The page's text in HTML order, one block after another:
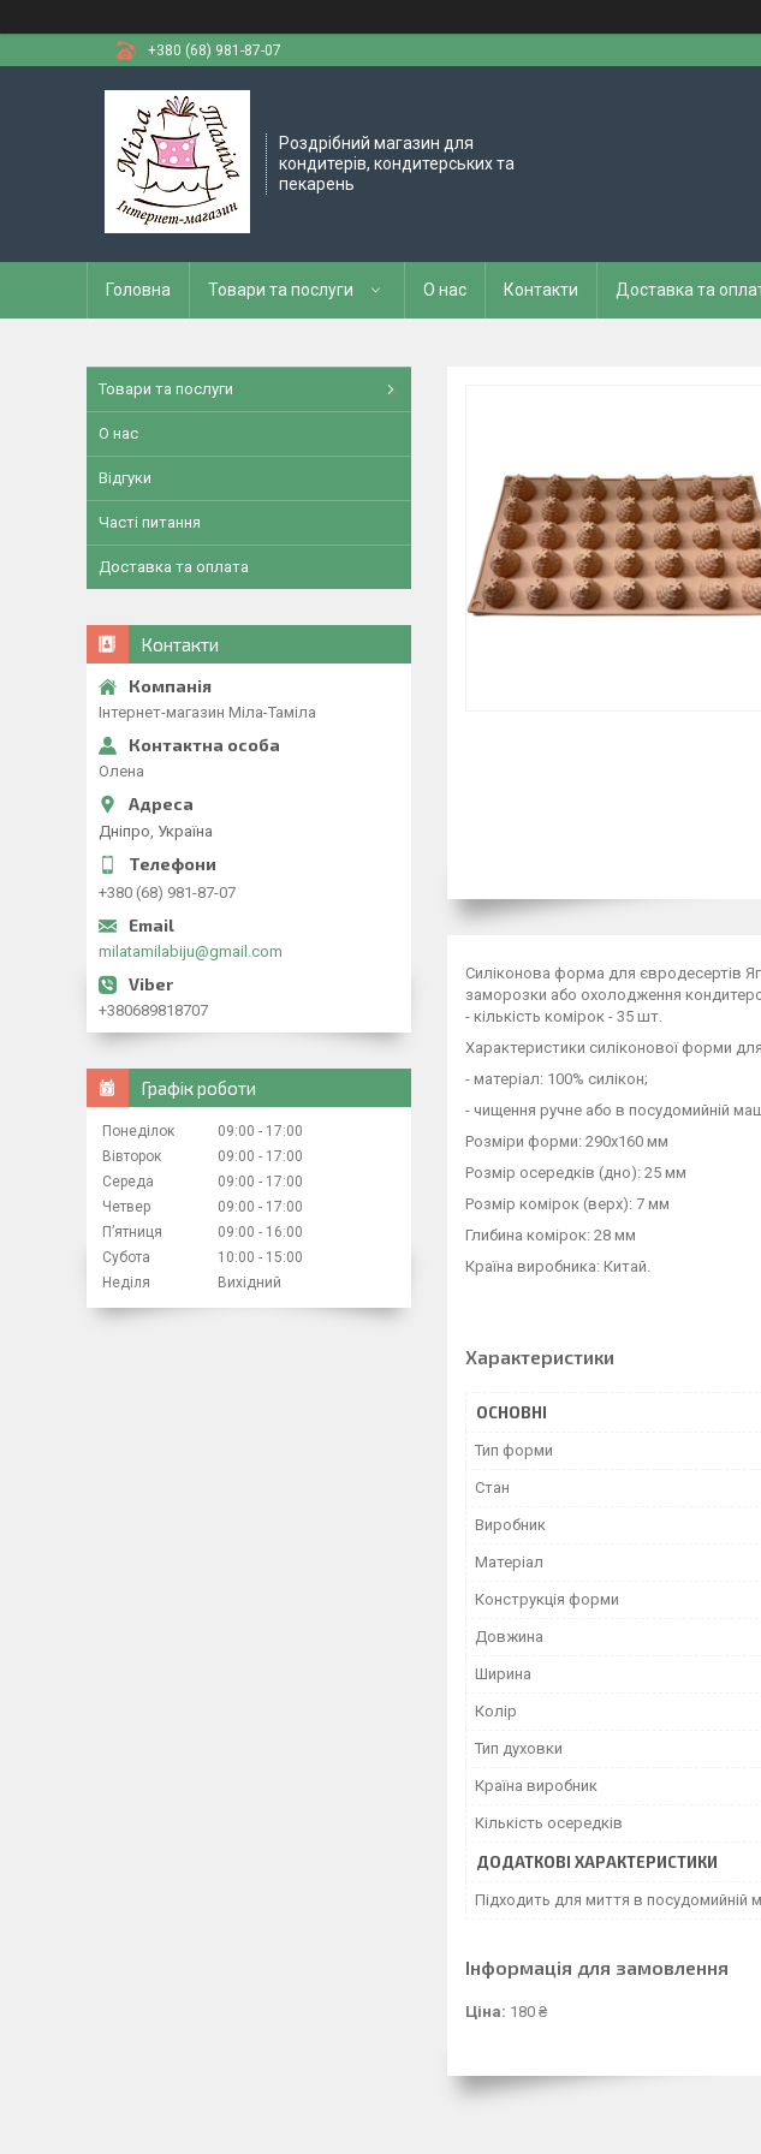
+380 (68) 981-87-07
Роздрібний магазин для
кондитерів, кондитерських та
пекарень
Головна Товари та послуги О нас Контакти Доставка та
Силіконова форма для євродесертів
заморозки або охолодження
- кількість комірок - 35 шт.
Характеристики силіконової форми
- матеріал: 100% силікон;
- чищення ручне або в посудомийній
Розміри форми: 290х160 мм
Розмір осередків (дно): 25 мм
Розмір комірок (верх): 7 мм
Глибина комірок: 28 мм
Країна виробника: Китай.
Характеристики
ОСНОВНІ
Тип форми
Стан
Виробник
Матеріал
Конструкція форми
Довжина
Ширина
Колір
Тип духовки
Країна виробник
Кількість осередків
ДОДАТКОВІ ХАРАКТЕРИСТИКИ
Підходить для миття в посудомийній
Інформація для замовлення
Ціна: 180 ₴
Товари та послуги
О нас
Відгуки
Часті питання
Доставка та оплата
Контакти
Інтернет-магазин Міла-Таміла
Олена
Дніпро, Україна
+380 (68) 981-87-07
milatamilabiju@gmail.com
+380689818707
Графік роботи
Понеділок 09:00
17:00
Вівторок
09:00
17:00
Середа
09:00
17:00
Четвер
09:00
17:00
Пʼятниця
09:00
16:00
Субота
10:00
15:00
Неділя
Вихідний